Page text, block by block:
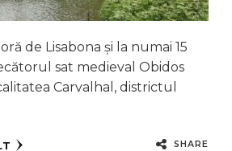
de Lisabona și la numai 15
sat medieval Obidos
Carvalhal, districtul
SHARE